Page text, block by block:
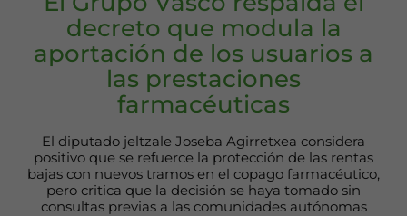
decreto que modula la
aportación de los usuarios a
las prestaciones
farmacéuticas
El diputado jeltzale Joseba Agirretxea considera
positivo que se refuerce la protección de las rentas
bajas con nuevos tramos en el copago farmacéutico,
pero critica que la decisión se haya tomado sin
consultas previas a las comunidades autónomas